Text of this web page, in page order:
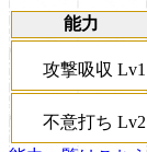
能力
攻撃吸収 Lv1
不意打ち Lv2